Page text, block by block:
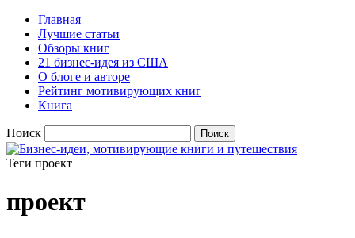
Главная
Лучшие статьи
Обзоры книг
21 бизнес-идея из США
О блоге и авторе
Рейтинг мотивирующих книг
Книга
Поиск
Теги проект
проект